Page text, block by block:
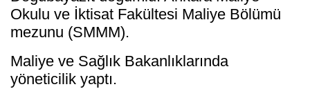
Okulu ve İktisat Fakültesi Maliye Bölümü
mezunu (SMMM).
Maliye ve Sağlık Bakanlıklarında
yöneticilik yaptı.